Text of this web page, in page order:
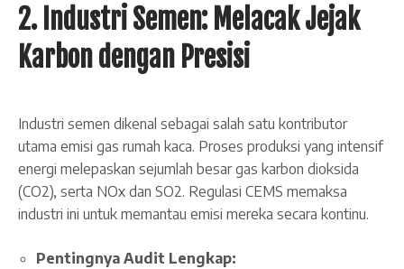
2. Industri Semen: Melacak Jejak
Karbon dengan Presisi
Industri semen dikenal sebagai salah satu kontributor
utama emisi gas rumah kaca. Proses produksi yang intensif
energi melepaskan sejumlah besar gas karbon dioksida
(CO2​), serta NOx​ dan SO2​. Regulasi CEMS memaksa
industri ini untuk memantau emisi mereka secara kontinu.
Pentingnya Audit Lengkap: